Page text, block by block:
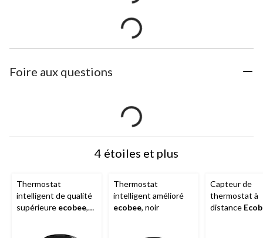
Foire aux questions
4 étoiles et plus
Thermostat
intelligent de qualité
supérieure ecobee,
Thermostat
intelligent amélioré
ecobee, noir
Capteur de
thermostat à
distance